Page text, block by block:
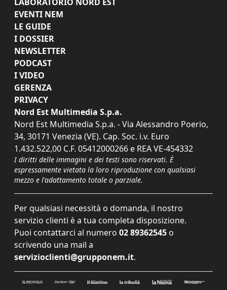
EVENTI NEM
LE GUIDE
I DOSSIER
NEWSLETTER
PODCAST
I VIDEO
GERENZA
PRIVACY
Nord Est Multimedia S.p.a.
Nord Est Multimedia S.p.a. - Via Alessandro Poerio,
34, 30171 Venezia (VE). Cap. Soc. i.v. Euro
1.432.522,00 C.F. 05412000266 e REA VE-454332
I diritti delle immagini e dei testi sono riservati. È
espressamente vietata la loro riproduzione con qualsiasi
mezzo e l'adattamento totale o parziale.
Per qualsiasi necessità o domanda, il nostro
servizio clienti è a tua completa disposizione.
Puoi contattarci al numero 02 89362545 o
scrivendo una mail a
servizioclienti@grupponem.it.